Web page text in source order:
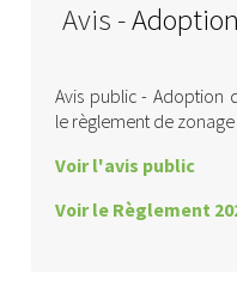
Avis -
Avis public - Adoption
le règlement de
Voir l'avis public
Voir le Règlement